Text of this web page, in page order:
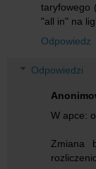
taryfowego
"all in" na
Odpowiedz
Odpowiedzi
W apce:
Zmiana